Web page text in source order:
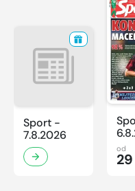
Sport -
7.8.2026
od
29